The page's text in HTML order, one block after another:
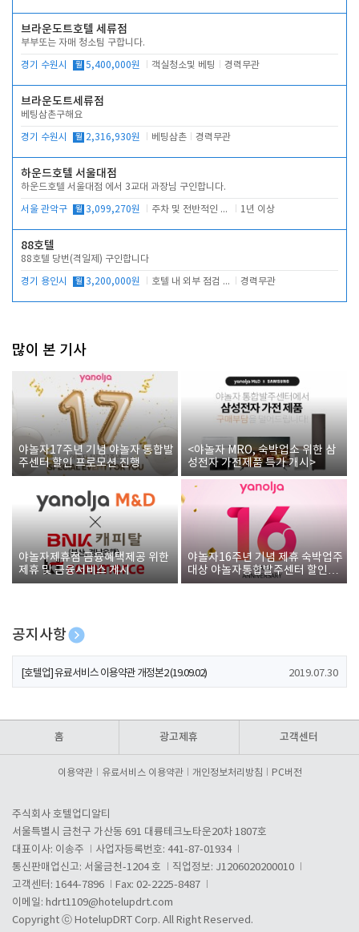
브라운도트호텔 세류점
부부또는 자매 청소팀 구합니다.
경기 수원시 월 5,400,000원 객실청소및 베팅 경력무관
브라운도트세류점
베팅삼촌구해요
경기 수원시 월 2,316,930원 베팅삼촌 경력무관
하운드호텔 서울대점
하운드호텔 서울대점 에서 3교대 과장님 구인합니다.
서울 관악구 월 3,099,270원 주차 및 전반적인 당번업무 1년 이상
88호텔
88호텔 당번(격일제) 구인합니다
경기 용인시 월 3,200,000원 호텔 내 외부 점검 및 프런트 운영 경력무관
많이 본 기사
야놀자17주년 기념 야놀자 통합발
주센터 할인 프로모션 진행
<야놀자 MRO, 숙박업소 위한 삼
성전자 가전제품 특가 개시>
야놀자제휴점 금융혜택제공 위한
제휴 및 금융서비스 게시
야놀자16주년 기념 제휴 숙박업주
대상 야놀자통합발주센터 할인쿠
폰 증정
공지사항
[호텔업] 개인정보 처리방침 개정본1 (19.09.02)
[호텔업] 유료서비스 이용약관 개정본2 (19.09.02) 2019.07.30
홈 광고제휴 고객센터
이용약관 유료서비스 이용약관 개인정보처리방침 PC버전
주식회사 호텔업디알티
서울특별시 금천구 가산동 691 대륭테크노타운20차 1807호
대표이사: 이송주
사업자등록번호: 441-87-01934
통신판매업신고: 서울금천-1204 호
직업정보: J1206020200010
고객센터: 1644-7896
Fax: 02-2225-8487
이메일: hdrt1109@hotelupdrt.com
Copyright ⓒ HotelupDRT Corp. All Right Reserved.